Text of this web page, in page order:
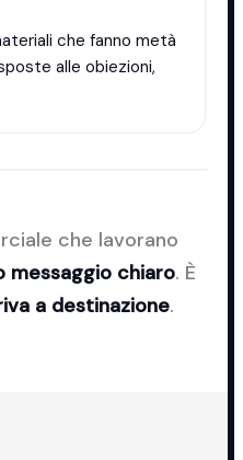
che fanno metà
alle obiezioni,
che lavorano
messaggio chiaro. È
a destinazione.